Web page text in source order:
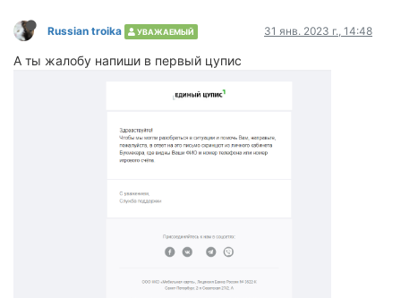
Russian troika УВАЖАЕМЫЙ 31 янв. 2023 г., 14:48
А ты жалобу напиши в первый цупис